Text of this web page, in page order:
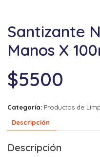
Santizante
Manos X
$5500
Categoría: Productos de
Descripción
Descripción